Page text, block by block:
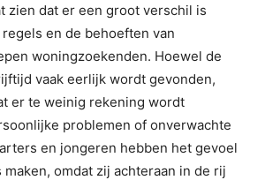
zien dat er een groot verschil is
en de behoeften van
woningzoekenden. Hoewel de
vaak eerlijk wordt gevonden,
er te weinig rekening wordt
problemen of onverwachte
en jongeren hebben het gevoel
omdat zij achteraan in de rij